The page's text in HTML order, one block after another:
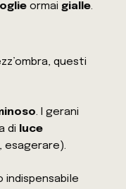
ormai gialle.
questi
. I gerani
di
luce
esagerare).
indispensabile